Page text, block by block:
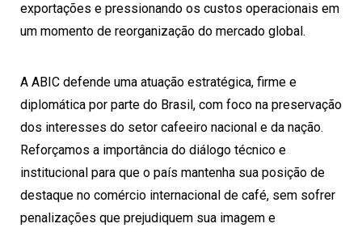
exportações e pressionando os custos operacionais em
um momento de reorganização do mercado global.
A ABIC defende uma atuação estratégica, firme e
diplomática por parte do Brasil, com foco na preservação
dos interesses do setor cafeeiro nacional e da nação.
Reforçamos a importância do diálogo técnico e
institucional para que o país mantenha sua posição de
destaque no comércio internacional de café, sem sofrer
penalizações que prejudiquem sua imagem e